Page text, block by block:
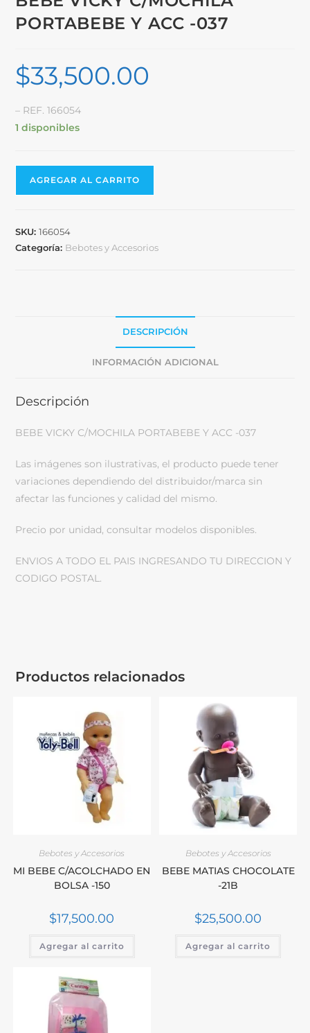
PORTABEBE Y ACC -037
$33,500.00
– REF. 166054
1 disponibles
AGREGAR AL CARRITO
SKU:166054
Categoría: Bebotes y Accesorios
DESCRIPCIÓN
INFORMACIÓN ADICIONAL
Descripción
BEBE VICKY C/MOCHILA PORTABEBE Y ACC -037
Las imágenes son ilustrativas, el producto puede tener
variaciones dependiendo del distribuidor/marca sin
afectar las funciones y calidad del mismo.
Precio por unidad, consultar modelos disponibles.
ENVIOS A TODO EL PAIS INGRESANDO TU DIRECCION Y
CODIGO POSTAL.
Productos relacionados
Bebotes y Accesorios
MI BEBE C/ACOLCHADO EN
BOLSA -150
$17,500.00
Agregar al carrito
Bebotes y Accesorios
BEBE MATIAS CHOCOLATE
-21B
$25,500.00
Agregar al carrito